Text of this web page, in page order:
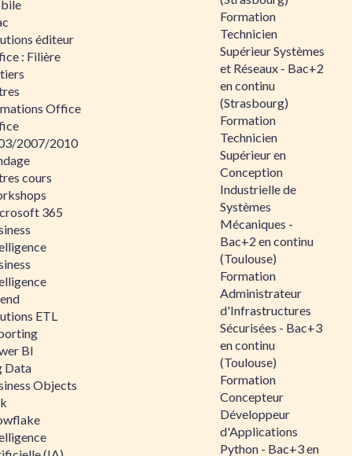
éditeur
: Filière
Office
2007/2010
cours
365
ETL
BI
Data
Objects
Formation
Technicien
Supérieur Systèmes
et Réseaux - Bac+2
en continu
(Strasbourg)
Formation
Technicien
Supérieur en
Conception
Industrielle de
Systèmes
Mécaniques -
Bac+2 en continu
(Toulouse)
Formation
Administrateur
d'Infrastructures
Sécurisées - Bac+3
en continu
(Toulouse)
Formation
Concepteur
Développeur
d'Applications
Python - Bac+3 en